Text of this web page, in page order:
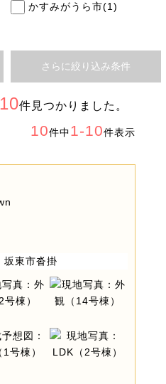
かすみがうら市(1)
さらに絞り込み条件
10件見つかりました。
10件中1-10件表示